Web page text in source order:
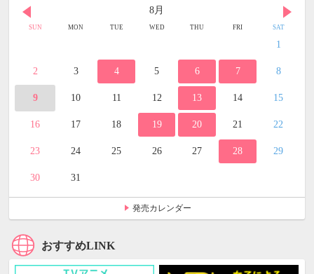
8月
SUN MON TUE WED THU FRI SAT
1
2 3 4 5 6 7 8
9 10 11 12 13 14 15
16 17 18 19 20 21 22
23 24 25 26 27 28 29
30 31
発売カレンダー
おすすめLINK